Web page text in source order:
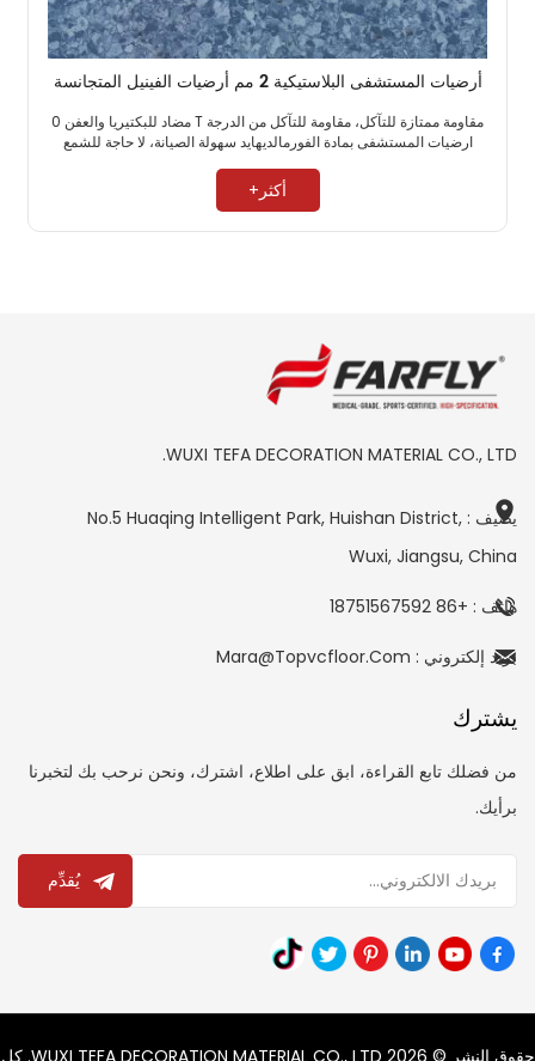
أرضيات المستشفى البلاستيكية 2 مم أرضيات الفينيل المتجانسة
مقاومة ممتازة للتآكل، مقاومة للتآكل من الدرجة T مضاد للبكتيريا والعفن 0
ارضيات المستشفى بمادة الفورمالديهايد سهولة الصيانة، لا حاجة للشمع ​
أكثر+
WUXI TEFA DECORATION MATERIAL CO., LTD.
يضيف : No.5 Huaqing Intelligent Park, Huishan District,
Wuxi, Jiangsu, China
هاتف : +86 18751567592
بريد إلكتروني : Mara@topvcfloor.com
يشترك
من فضلك تابع القراءة، ابق على اطلاع، اشترك، ونحن نرحب بك لتخبرنا
برأيك.
يُقدِّم
حقوق النشر © 2026 WUXI TEFA DECORATION MATERIAL CO., LTD. كل